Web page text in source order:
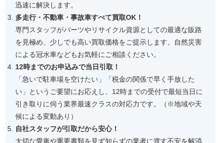
迅速に解決します。
多走行・不動車・事故車すべて買取OK！
専門スタッフがパーツやリサイクル資源としての最適な販路
を見極め、少しでも高い買取価格をご提示します。自然災害
による冠水車などもお気軽にご相談ください。
12時までのお申込みで当日引取！
「急いで駐車場を空けたい」「税金の関係で早く手放した
い」というご要望にお応えし、12時までの受付で最短当日に
引き取りに伺う業界最速クラスの対応力です。（※地域や天
候による変動あり）
自社スタッフが引取だから安心！
大切な愛車や重要書類を見ず知らずの業者に渡す不安を解消